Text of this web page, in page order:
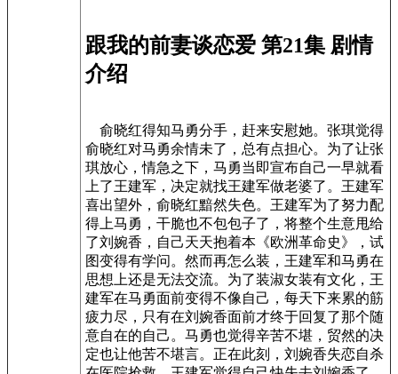
跟我的前妻谈恋爱 第21集 剧情
介绍
俞晓红得知马勇分手，赶来安慰她。张琪觉得
俞晓红对马勇余情未了，总有点担心。为了让张
琪放心，情急之下，马勇当即宣布自己一早就看
上了王建军，决定就找王建军做老婆了。王建军
喜出望外，俞晓红黯然失色。王建军为了努力配
得上马勇，干脆也不包包子了，将整个生意甩给
了刘婉香，自己天天抱着本《欧洲革命史》，试
图变得有学问。然而再怎么装，王建军和马勇在
思想上还是无法交流。为了装淑女装有文化，王
建军在马勇面前变得不像自己，每天下来累的筋
疲力尽，只有在刘婉香面前才终于回复了那个随
意自在的自己。马勇也觉得辛苦不堪，贸然的决
定也让他苦不堪言。正在此刻，刘婉香失恋自杀